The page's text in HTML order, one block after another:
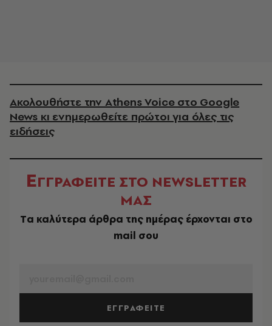
Ακολουθήστε την Athens Voice στο Google
News κι ενημερωθείτε πρώτοι για όλες τις
ειδήσεις
ΕΓΓΡΑΦΕΙΤΕ ΣΤΟ NEWSLETTER
ΜΑΣ
Tα καλύτερα άρθρα της ημέρας έρχονται στο
mail σου
ΕΓΓΡΑΦΕΙΤΕ